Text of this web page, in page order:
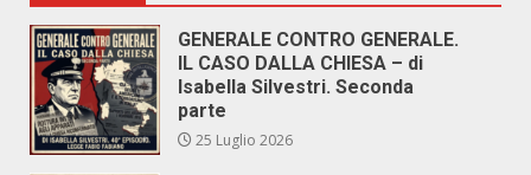
GENERALE CONTRO GENERALE.
IL CASO DALLA CHIESA – di
Isabella Silvestri. Seconda
parte
25 Luglio 2026